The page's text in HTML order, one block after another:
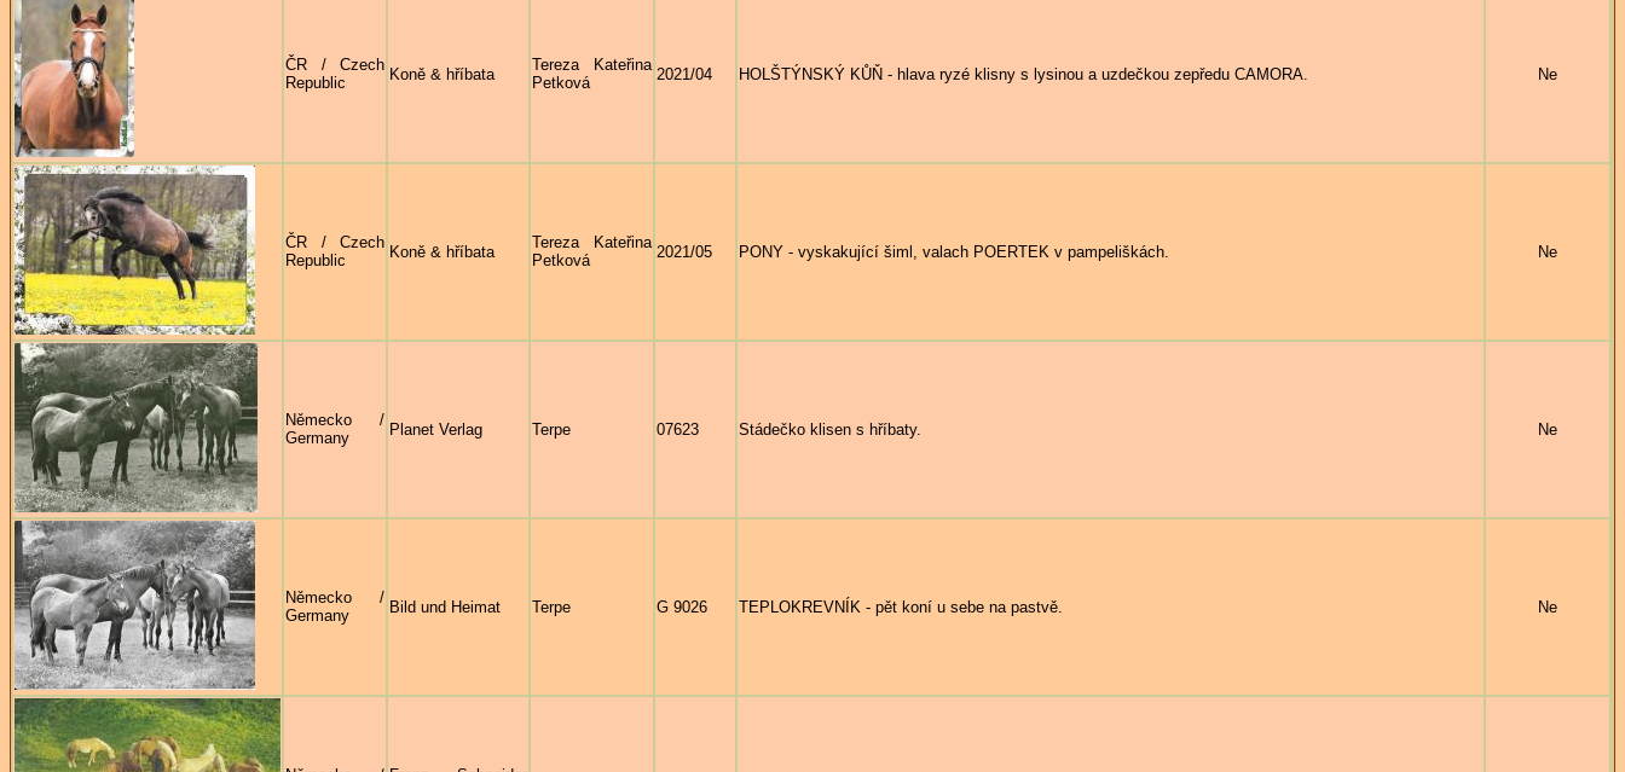
ČR / Czech
Republic
Koně & hříbata
Tereza Kateřina
Petková
2021/04 HOLŠTÝNSKÝ KŮŇ - hlava ryzé klisny s lysinou a uzdečkou zepředu CAMORA. Ne
ČR / Czech
Republic
Koně & hříbata
Tereza Kateřina
Petková
2021/05 PONY - vyskakující šiml, valach POERTEK v pampeliškách. Ne
Německo /
Germany
Planet Verlag Terpe 07623 Stádečko klisen s hříbaty. Ne
Německo /
Germany
Bild und Heimat Terpe G 9026 TEPLOKREVNÍK - pět koní u sebe na pastvě. Ne